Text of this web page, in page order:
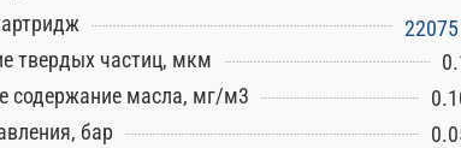
твердых частиц, мкм
содержание масла, мг/м3
бар